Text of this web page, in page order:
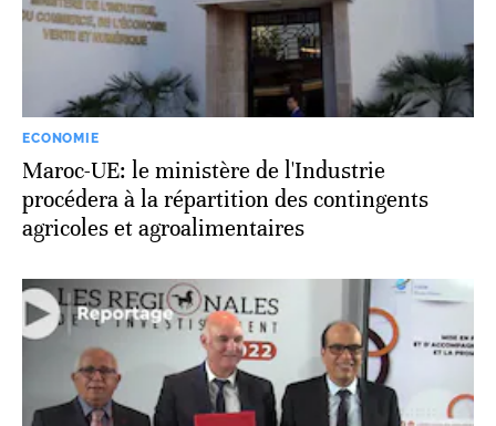
ECONOMIE
Maroc-UE: le ministère de l'Industrie
procédera à la répartition des contingents
agricoles et agroalimentaires